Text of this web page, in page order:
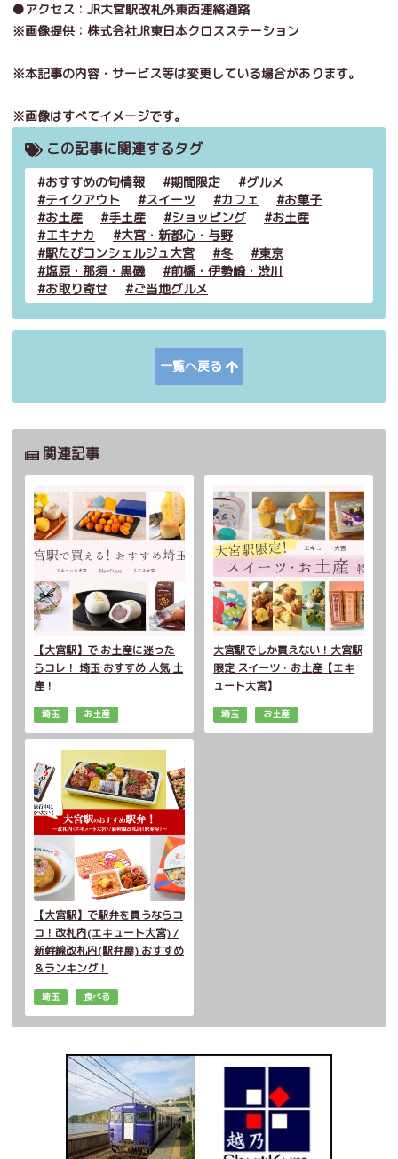
●アクセス： JR大宮駅改札外東西連絡通路
※画像提供：株式会社JR東日本クロスステーション
※本記事の内容・サービス等は変更している場合があります。
※画像はすべてイメージです。
この記事に関連するタグ
おすすめの旬情報 期間限定
グルメ
テイクアウト
スイーツ カフェ
お菓子
お土産
手土産 ショッピング
お土産
エキナカ
大宮・新都心・与野
駅たびコンシェルジュ大宮
冬
東京
塩原・那須・黒磯
前橋・伊勢崎・渋川
お取り寄せ
ご当地グルメ
一覧へ戻る
関連記事
【大宮駅】で お土産に迷った
らコレ！ 埼玉 おすすめ 人気 土
産！
埼玉 お土産
大宮駅でしか買えない！大宮駅
限定 スイーツ・お土産【エキ
ュート大宮】
埼玉 お土産
【大宮駅】で駅弁を買うならコ
コ！改札内(エキュート大宮) /
新幹線改札内(駅弁屋) おすすめ
＆ランキング！
埼玉 食べる